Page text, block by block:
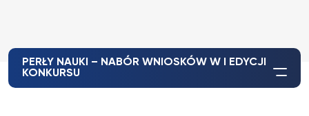
PERŁY NAUKI – NABÓR WNIOSKÓW W I EDYCJI
KONKURSU